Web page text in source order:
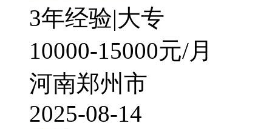
3年经验|大专
10000-15000元/月
河南郑州市
2025-08-14